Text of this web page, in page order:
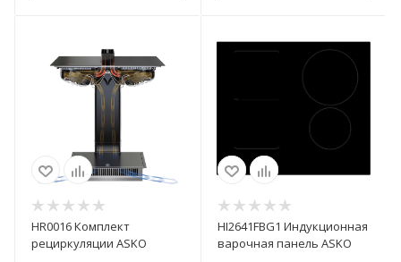
HR0016 Комплект
рециркуляции ASKO
HI2641FBG1 Индукционная
варочная панель ASKO